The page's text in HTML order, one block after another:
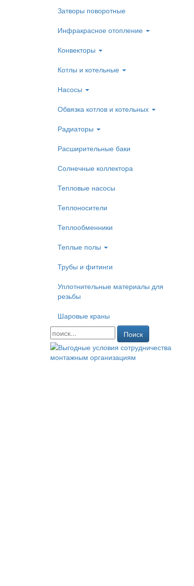
Затворы поворотные
Инфракрасное отопление
Конвекторы
Котлы и котельные
Насосы
Обвязка котлов и котельных
Радиаторы
Расширительные баки
Солнечные коллектора
Тепловые насосы
Теплоносители
Теплообменники
Теплые полы
Трубы и фитинги
Уплотнительные материалы для
резьбы
Шаровые краны
Поиск